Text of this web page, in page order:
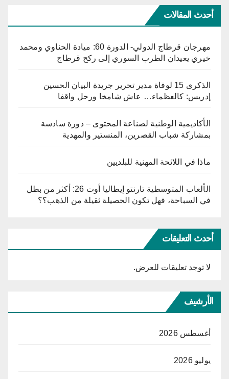
أحدث المقالات
مهرجان قرطاج الدولي- الدورة 60: ميادة الحناوي ومحمد
خيري يعيدان الطرب السوري إلى ركح قرطاج
الذكرى 15 لوفاة مدير تحرير جريدة البيان الحسين
إدريس: كالعظماء… عاش شامخا ورحل واقفا
الأكاديمية الوطنية لصناعة المحتوى – دورة سادسة
بمشاركة شباب القصرين، المنستير والمهدية
ماذا في اللائحة المهنية للبلديين
الألعاب المتوسطية تارنتو إيطاليا أوت 26: أكثر من بطل
في السباحة، فهل تكون الحصيلة ثقيلة من الذهب؟؟
أحدث التعليقات
لا توجد تعليقات للعرض.
الأرشيف
أغسطس 2026
يوليو 2026